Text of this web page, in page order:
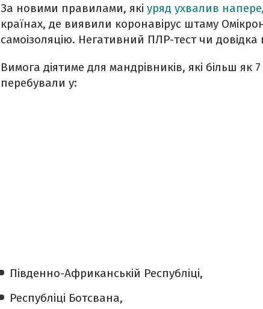
За новими правилами, які уряд ухвалив
країнах, де виявили коронавірус штаму
самоізоляцію. Негативний ПЛР-тест чи
Вимога діятиме для мандрівників, які більш як
перебували у:
Південно-Африканській Республіці,
Республіці Ботсвана,